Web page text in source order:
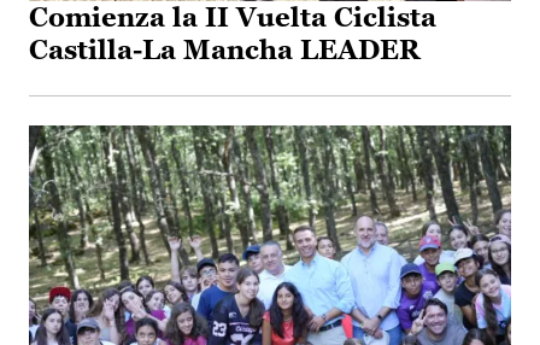
Comienza la II Vuelta Ciclista
Castilla-La Mancha LEADER